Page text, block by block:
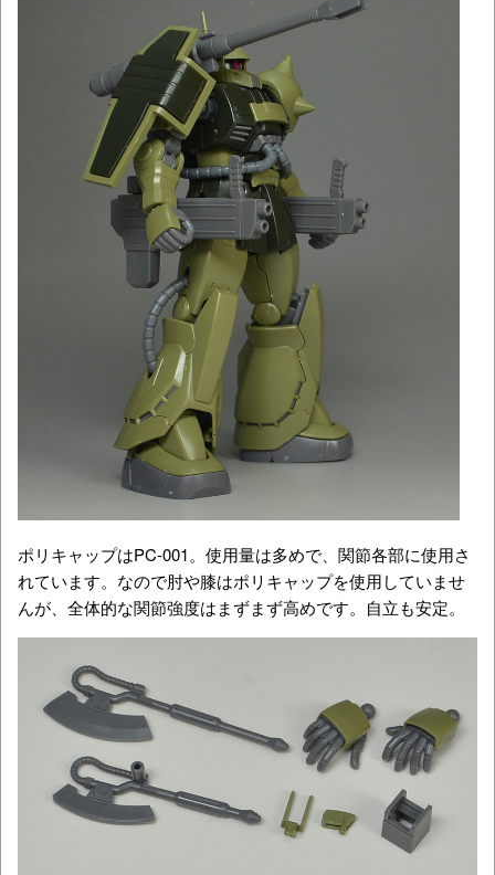
ポリキャップはPC-001。使用量は多めで、関節各部に使用さ
れています。なので肘や膝はポリキャップを使用していませ
んが、全体的な関節強度はまずまず高めです。自立も安定。